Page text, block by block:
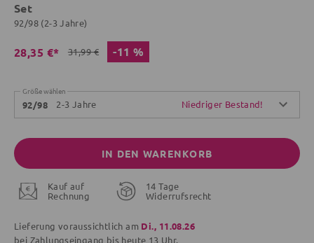
Set
92/98 (2-3 Jahre)
28,35 €* 31,99 € -11 %
Größe wählen
92/98 2-3 Jahre Niedriger Bestand!
IN DEN WARENKORB
Kauf auf
Rechnung
14 Tage
Widerrufsrecht
Lieferung voraussichtlich am Di., 11.08.26
bei Zahlungseingang bis heute 13 Uhr.